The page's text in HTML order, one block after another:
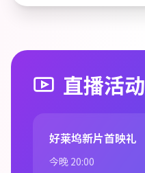
直播活动
好莱坞新片首映礼
今晚 20:00